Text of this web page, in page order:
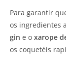
Para garantir
os ingredientes
gin e o xarope
os coquetéis